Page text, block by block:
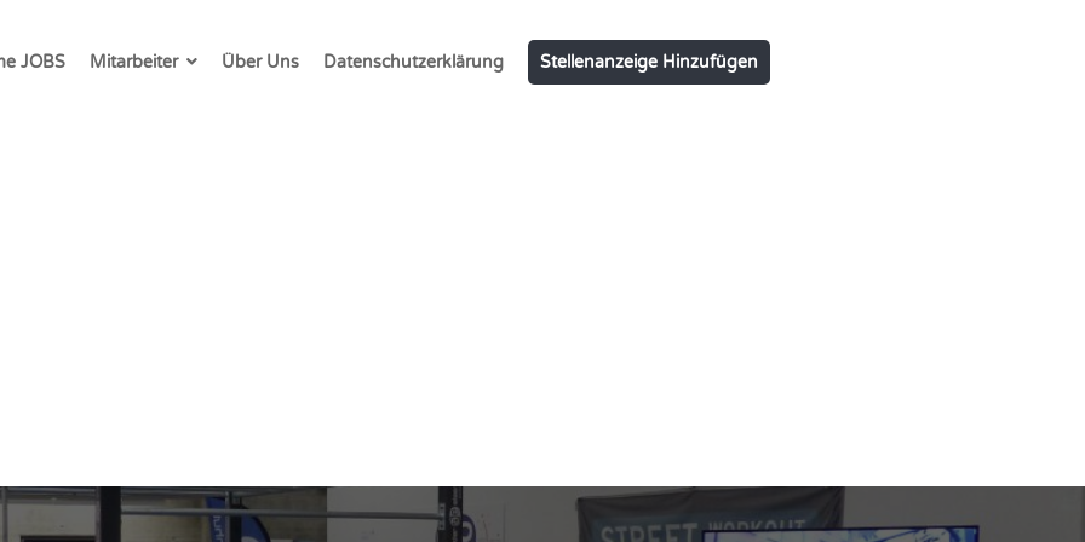
JOBS Mitarbeiter Über Uns Datenschutzerklärung Stellenanzeige Hinzufügen